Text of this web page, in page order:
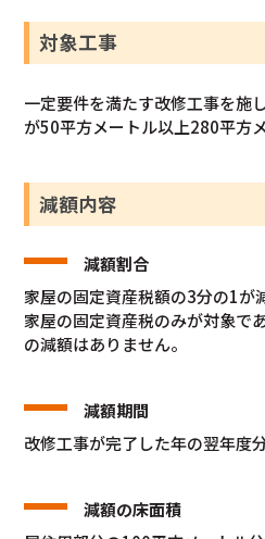
対象工事
一定要件を満たす改修工事を施
が50平方メートル以上280平方
減額内容
減額割合
家屋の固定資産税額の3分の1が
家屋の固定資産税のみが対象で
の減額はありません。
減額期間
改修工事が完了した年の翌年度
減額の床面積